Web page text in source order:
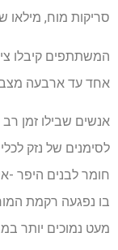
סריקות מוח, מילאו
המשתתפים קיבלו
אחד עד ארבעה
אנשים שבילו זמן רב
לסימנים של נזק
חומר לבנים היפר -
בו נפגעה רקמת
מעט נמוכים יותר